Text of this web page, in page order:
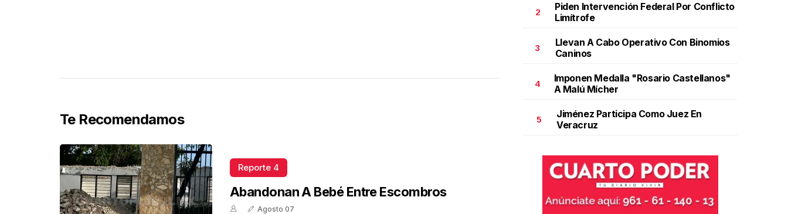
Te Recomendamos
Reporte 4
Abandonan A Bebé Entre Escombros
Agosto 07
Una emotiva jubilación en educación especial.Una
emotiva jubilación en educación especial
Octubre 04 l
2
Piden Intervención Federal Por Conflicto
Limítrofe
3
Llevan A Cabo Operativo Con Binomios
Caninos
4
Imponen Medalla "Rosario Castellanos"
A Malú Mícher
5
Jiménez Participa Como Juez En
Veracruz